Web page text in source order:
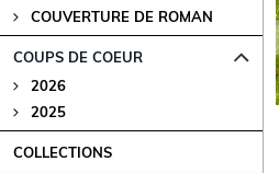
COUVERTURE DE ROMAN
COUPS DE COEUR
2026
2025
COLLECTIONS